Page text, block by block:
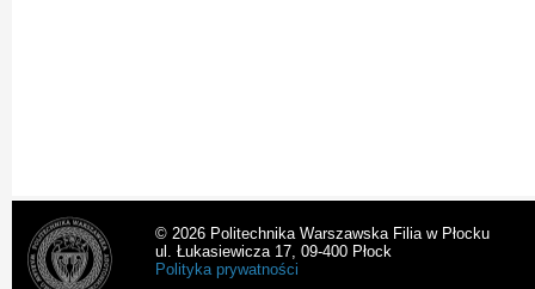
© 2026 Politechnika Warszawska Filia w Płocku
ul. Łukasiewicza 17, 09-400 Płock
Polityka prywatności